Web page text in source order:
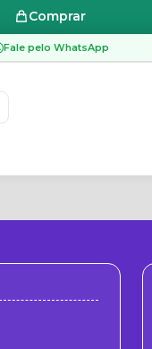
Comprar
Fale pelo WhatsApp